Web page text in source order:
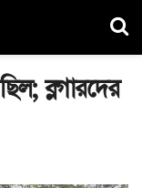
ব্লগারদের